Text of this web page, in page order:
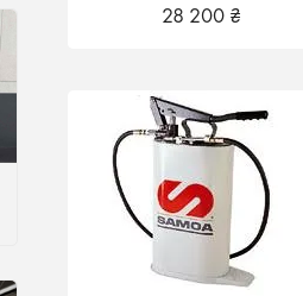
28 200 ₴
28 200 ₴